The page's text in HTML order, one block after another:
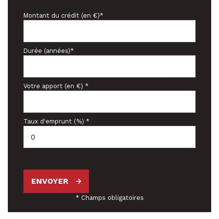
Montant du crédit (en €)*
Durée (années)*
Votre apport (en €) *
Taux d'emprunt (%) *
ENVOYER
* Champs obligatoires